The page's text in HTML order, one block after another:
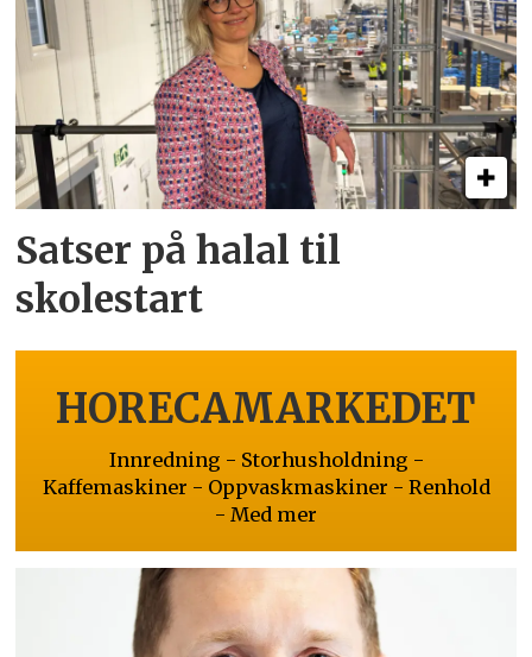
Satser på halal til
skolestart
HORECAMARKEDET
Innredning - Storhusholdning -
Kaffemaskiner - Oppvaskmaskiner - Renhold
- Med mer